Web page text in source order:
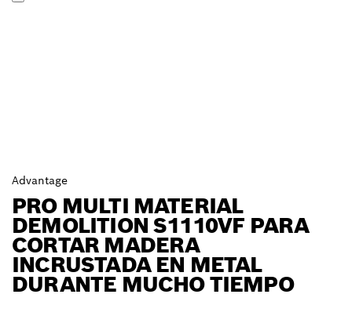
Advantage
PRO MULTI MATERIAL
DEMOLITION S1110VF PARA
CORTAR MADERA
INCRUSTADA EN METAL
DURANTE MUCHO TIEMPO